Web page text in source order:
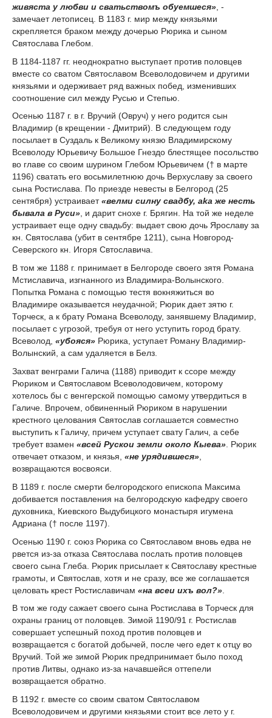
живяста у любви и сватьствомъ обуемшеся» , -
замечает летописец. В 1183 г. мир между князьями
скрепляется браком между дочерью Рюрика и сыном
Святослава Глебом.
В 1184-1187 гг. неоднократно выступает против половцев
вместе со сватом Святославом Всеволодовичем и другими
князьями и одерживает ряд важных побед, изменивших
соотношение сил между Русью и Степью.
Осенью 1187 г. в г. Вручий (Овруч) у него родится сын
Владимир (в крещении - Дмитрий). В следующем году
посылает в Суздаль к Великому князю Владимирскому
Всеволоду Юрьевичу Большое Гнездо блестящее посольство
во главе со своим шурином Глебом Юрьевичем († в марте
1196) сватать его восьмилетнюю дочь Верхуславу за своего
сына Ростислава. По приезде невесты в Белгород (25
сентября) устраивает«велми силну свадбу, aka же несть
бывала в Руси», и дарит снохе г. Брягин. На той же неделе
устраивает еще одну свадьбу: выдает свою дочь Ярославу за
кн. Святослава (убит в сентябре 1211), сына Новгород-
Северского кн. Игоря Свтославича.
В том же 1188 г. принимает в Белгороде своего зятя Романа
Мстиславича, изгнанного из Владимира-Волынского.
Попытка Романа с помощью тестя вокняжиться во
Владимире оказывается неудачной; Рюрик дает зятю г.
Торческ, а к брату Романа Всеволоду, занявшему Владимир,
посылает с угрозой, требуя от него уступить город брату.
Всеволод, «убояся» Рюрика, уступает Роману Владимир-
Волынский, а сам удаляется в Белз.
Захват венграми Галича (1188) приводит к ссоре между
Рюриком и Святославом Всеволодовичем, которому
хотелось бы с венгерской помощью самому утвердиться в
Галиче. Впрочем, обвиненный Рюриком в нарушении
крестного целования Святослав соглашается совместно
выступить к Галичу, причем уступает свату Галич, а себе
требует взамен «всей Рускои земли около Кыева» . Рюрик
отвечает отказом, и князья, «не урядившеся»
возвращаются восвояси.
В 1189 г. после смерти белгородского епископа Максима
добивается поставления на белгородскую кафедру своего
духовника, Киевского Выдубицкого монастыря игумена
Адриана († после 1197).
Осенью 1190 г. союз Рюрика со Святославом вновь едва не
рвется из-за отказа Святослава послать против половцев
своего сына Глеба. Рюрик присылает к Святославу крестные
грамоты, и Святослав, хотя и не сразу, все же соглашается
целовать крест Ростиславичам «на всеи ихъ вол?»
В том же году сажает своего сына Ростислава в Торческ для
охраны границ от половцев. Зимой 1190/91 г. Ростислав
совершает успешный поход против половцев и
возвращается с богатой добычей, после чего едет к отцу во
Вручий. Той же зимой Рюрик предпринимает было поход
против Литвы, однако из-за начавшейся оттепели
возвращается обратно.
В 1192 г. вместе со своим сватом Святославом
Всеволодовичем и другими князьями стоит все лето у г.